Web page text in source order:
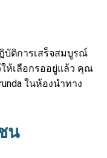
บัติการเสร็จสมบูรณ์
ให้เลือกรออยู่แล้ว คุณ
ในห้องนำทาง
น